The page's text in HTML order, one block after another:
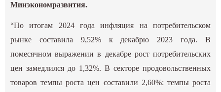
Минэкономразвития.
“По итогам 2024 года инфляция на потребительском
рынке составила 9,52% к декабрю 2023 года. В
помесячном выражении в декабре рост потребительских
цен замедлился до 1,32%. В секторе продовольственных
товаров темпы роста цен составили 2,60%: темпы роста